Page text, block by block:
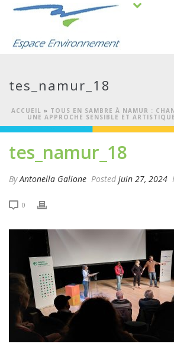
tes_namur_18
ACCUEIL » TOUS EN SAMBRE À NAMUR :
UNE APPROCHE SENSIBLE ET ARTISTIQUE
tes_namur_18
ByAntonella Galione Posted juin 27, 2024
0